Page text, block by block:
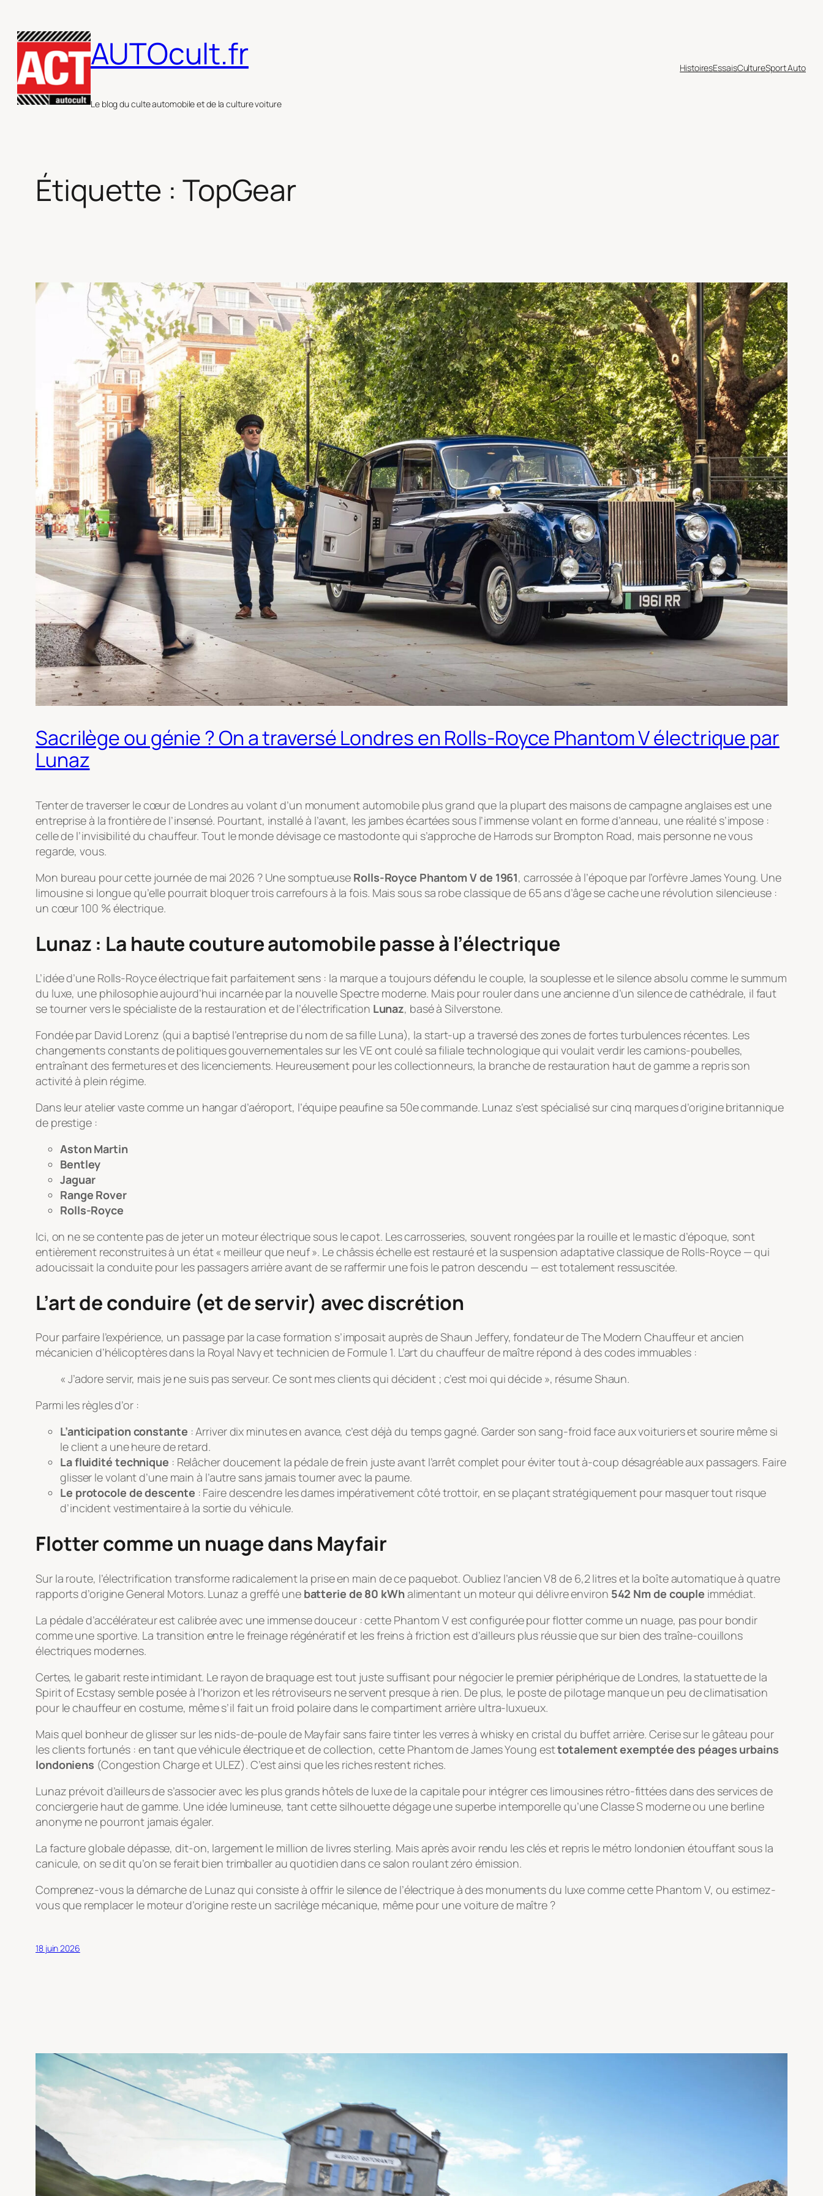
au
contenu
AUTOcult.fr
Le blog du culte automobile et de la culture voiture
HistoiresEssaisCultureSport Auto
Étiquette : TopGear
Sacrilège ou génie ? On a traversé Londres en Rolls-Royce Phantom V électrique par
Lunaz
Tenter de traverser le cœur de Londres au volant d’un monument automobile plus grand que la plupart des maisons de campagne anglaises est une
entreprise à la frontière de l’insensé. Pourtant, installé à l’avant, les jambes écartées sous l’immense volant en forme d’anneau, une réalité s’impose :
celle de l’invisibilité du chauffeur. Tout le monde dévisage ce mastodonte qui s’approche de Harrods sur Brompton Road, mais personne ne vous
regarde, vous.
Mon bureau pour cette journée de mai 2026 ? Une somptueuse Rolls-Royce Phantom V de 1961, carrossée à l’époque par l’orfèvre James Young. Une
limousine si longue qu’elle pourrait bloquer trois carrefours à la fois. Mais sous sa robe classique de 65 ans d’âge se cache une révolution silencieuse :
un cœur 100 % électrique.
Lunaz : La haute couture automobile passe à l’électrique
L’idée d’une Rolls-Royce électrique fait parfaitement sens : la marque a toujours défendu le couple, la souplesse et le silence absolu comme le summum
du luxe, une philosophie aujourd’hui incarnée par la nouvelle Spectre moderne. Mais pour rouler dans une ancienne d’un silence de cathédrale, il faut
se tourner vers le spécialiste de la restauration et de l’électrification Lunaz, basé à Silverstone.
Fondée par David Lorenz (qui a baptisé l’entreprise du nom de sa fille Luna), la start-up a traversé des zones de fortes turbulences récentes. Les
changements constants de politiques gouvernementales sur les VE ont coulé sa filiale technologique qui voulait verdir les camions-poubelles,
entraînant des fermetures et des licenciements. Heureusement pour les collectionneurs, la branche de restauration haut de gamme a repris son
activité à plein régime.
Dans leur atelier vaste comme un hangar d’aéroport, l’équipe peaufine sa 50e commande. Lunaz s’est spécialisé sur cinq marques d’origine britannique
de prestige :
Aston Martin
Bentley
Jaguar
Range Rover
Rolls-Royce
Ici, on ne se contente pas de jeter un moteur électrique sous le capot. Les carrosseries, souvent rongées par la rouille et le mastic d’époque, sont
entièrement reconstruites à un état « meilleur que neuf ». Le châssis échelle est restauré et la suspension adaptative classique de Rolls-Royce — qui
adoucissait la conduite pour les passagers arrière avant de se raffermir une fois le patron descendu — est totalement ressuscitée.
L’art de conduire (et de servir) avec discrétion
Pour parfaire l’expérience, un passage par la case formation s’imposait auprès de Shaun Jeffery, fondateur deThe Modern Chauffeuret ancien
mécanicien d’hélicoptères dans la Royal Navy et technicien de Formule 1. L’art du chauffeur de maître répond à des codes immuables :
« J’adore servir, mais je ne suis pas serveur. Ce sont mes clients qui décident ; c’est moi qui décide », résume Shaun.
Parmi les règles d’or :
L’anticipation constante : Arriver dix minutes en avance, c’est déjà du temps gagné. Garder son sang-froid face aux voituriers et sourire même si
le client a une heure de retard.
La fluidité technique : Relâcher doucement la pédale de frein juste avant l’arrêt complet pour éviter tout à-coup désagréable aux passagers. Faire
glisser le volant d’une main à l’autre sans jamais tourner avec la paume.
Le protocole de descente : Faire descendre les dames impérativement côté trottoir, en se plaçant stratégiquement pour masquer tout risque
d’incident vestimentaire à la sortie du véhicule.
Flotter comme un nuage dans Mayfair
Sur la route, l’électrification transforme radicalement la prise en main de ce paquebot. Oubliez l’ancien V8 de 6,2 litres et la boîte automatique à quatre
rapports d’origine General Motors. Lunaz a greffé une batterie de 80 kWhalimentant un moteur qui délivre environ 542 Nm de couple immédiat.
La pédale d’accélérateur est calibrée avec une immense douceur : cette Phantom V est configurée pour flotter comme un nuage, pas pour bondir
comme une sportive. La transition entre le freinage régénératif et les freins à friction est d’ailleurs plus réussie que sur bien des traîne-couillons
électriques modernes.
Certes, le gabarit reste intimidant. Le rayon de braquage est tout juste suffisant pour négocier le premier périphérique de Londres, la statuette de la
Spirit of Ecstasy semble posée à l’horizon et les rétroviseurs ne servent presque à rien. De plus, le poste de pilotage manque un peu de climatisation
pour le chauffeur en costume, même s’il fait un froid polaire dans le compartiment arrière ultra-luxueux.
Mais quel bonheur de glisser sur les nids-de-poule de Mayfair sans faire tinter les verres à whisky en cristal du buffet arrière. Cerise sur le gâteau pour
les clients fortunés : en tant que véhicule électrique et de collection, cette Phantom de James Young esttotalement exemptée des péages urbains
londoniens (Congestion Charge et ULEZ). C’est ainsi que les riches restent riches.
Lunaz prévoit d’ailleurs de s’associer avec les plus grands hôtels de luxe de la capitale pour intégrer ces limousines rétro-fittées dans des services de
conciergerie haut de gamme. Une idée lumineuse, tant cette silhouette dégage une superbe intemporelle qu’une Classe S moderne ou une berline
anonyme ne pourront jamais égaler.
La facture globale dépasse, dit-on, largement le million de livres sterling. Mais après avoir rendu les clés et repris le métro londonien étouffant sous la
canicule, on se dit qu’on se ferait bien trimballer au quotidien dans ce salon roulant zéro émission.
Comprenez-vous la démarche de Lunaz qui consiste à offrir le silence de l’électrique à des monuments du luxe comme cette Phantom V, ou estimez-
vous que remplacer le moteur d’origine reste un sacrilège mécanique, même pour une voiture de maître ?
18 juin 2026